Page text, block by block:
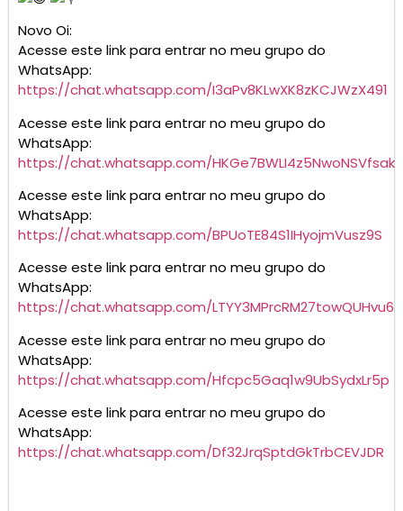
Novo Oi:
Acesse este link para entrar no meu grupo do
WhatsApp:
https://chat.whatsapp.com/I3aPv8KLwXK8zKCJWzX491
Acesse este link para entrar no meu grupo do
WhatsApp:
https://chat.whatsapp.com/HKGe7BWLI4z5NwoNSVfsak
Acesse este link para entrar no meu grupo do
WhatsApp:
https://chat.whatsapp.com/BPUoTE84S1IHyojmVusz9S
Acesse este link para entrar no meu grupo do
WhatsApp:
https://chat.whatsapp.com/LTYY3MPrcRM27towQUHvu6
Acesse este link para entrar no meu grupo do
WhatsApp:
https://chat.whatsapp.com/Hfcpc5Gaq1w9UbSydxLr5p
Acesse este link para entrar no meu grupo do
WhatsApp:
https://chat.whatsapp.com/Df32JrqSptdGkTrbCEVJDR